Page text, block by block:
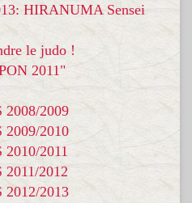
HIRANUMA Sensei
le judo !
2011"
2008/2009
2009/2010
2011
2012
2012/2013